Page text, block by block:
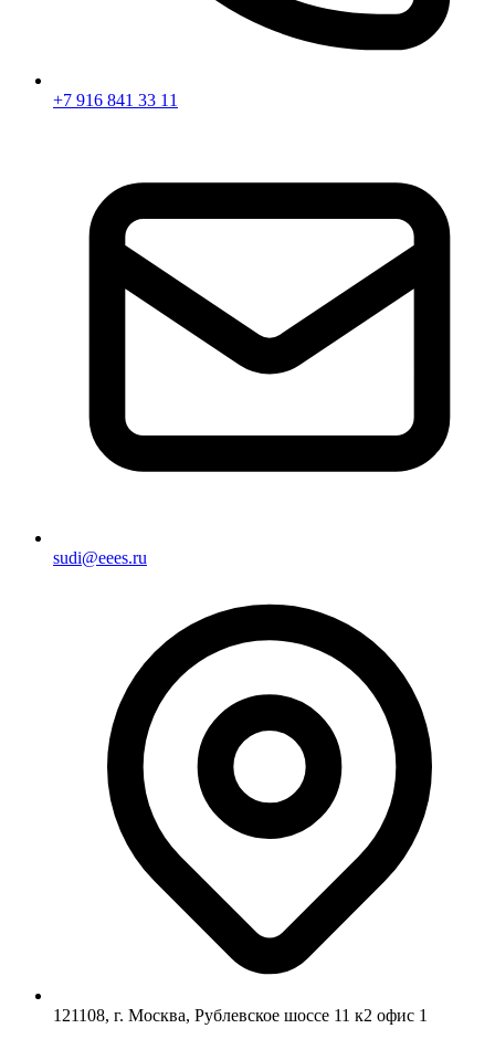
+7 916 841 33 11
sudi@eees.ru
121108, г. Москва, Рублевское шоссе 11 к2 офис 1